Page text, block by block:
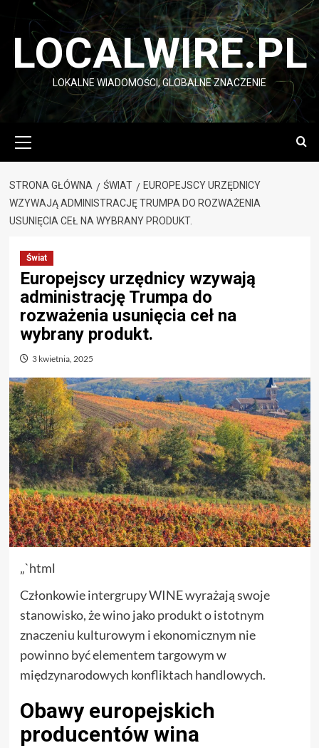
Przejdź
LOCALWIRE.PL
LOKALNE WIADOMOŚCI, GLOBALNE ZNACZENIE
główne
STRONA GŁÓWNA ŚWIAT
EUROPEJSCY URZĘDNICY
WZYWAJĄ ADMINISTRACJĘ TRUMPA DO ROZWAŻENIA
USUNIĘCIA CEŁ NA WYBRANY PRODUKT.
Świat
Europejscy urzędnicy wzywają
administrację Trumpa do
rozważenia usunięcia ceł na
wybrany produkt.
3 kwietnia, 2025
„`html
Członkowie intergrupy WINE wyrażają swoje
stanowisko, że wino jako produkt o istotnym
znaczeniu kulturowym i ekonomicznym nie
powinno być elementem targowym w
międzynarodowych konfliktach handlowych.
Obawy europejskich
producentów wina